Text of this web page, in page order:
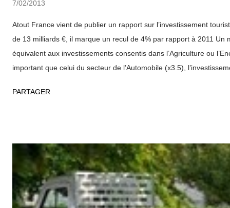
7/02/2013
Atout France vient de publier un rapport sur l’investissement
de 13 milliards €, il marque un recul de 4% par rapport à 2011 Un
équivalent aux investissements consentis dans l’Agriculture ou
important que celui du secteur de l’Automobile (x3.5),
investissements touristiques marchands (hors résidences
projets ainsi que les secteurs à forte proportion de TPE (hôtellerie
restauration). L’hébergement marchand génère le tiers de
Avec 3.929 milliar...
PARTAGER